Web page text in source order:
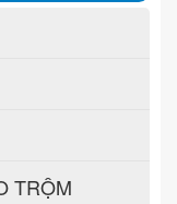
TRỘM